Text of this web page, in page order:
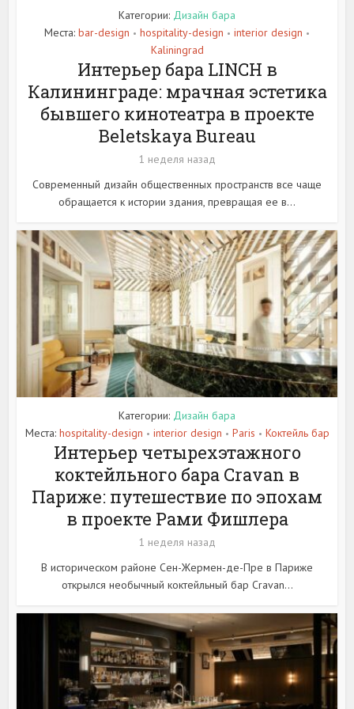
Категории: Дизайн бара
Места: bar-design • hospitality-design • interior design •
Kaliningrad
Интерьер бара LINCH в
Калининграде: мрачная эстетика
бывшего кинотеатра в проекте
Beletskaya Bureau
1 неделя назад
Современный дизайн общественных пространств все чаще
обращается к истории здания, превращая ее в...
Категории: Дизайн бара
Места: hospitality-design • interior design • Paris • Коктейль бар
Интерьер четырехэтажного
коктейльного бара Cravan в
Париже: путешествие по эпохам
в проекте Рами Фишлера
1 неделя назад
В историческом районе Сен-Жермен-де-Пре в Париже
открылся необычный коктейльный бар Cravan...